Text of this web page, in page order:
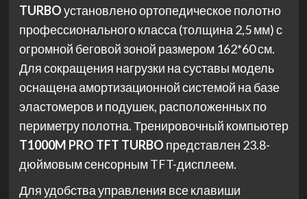
TURBOустановлено ортопедическое полотно
профессионального класса (толщина 2,5 мм) с
огромной беговой зоной размером 162*60 см.
Для сокращения нагрузки на суставы модель
оснащена амортизационной системой на базе
эластомеров и подушек, расположенных по
периметру полотна. Тренировочный компьютер
T1000M PRO TFT TURBO представлен 23.8-
дюймовым сенсорным TFT-дисплеем.
Для удобства управления все клавиши